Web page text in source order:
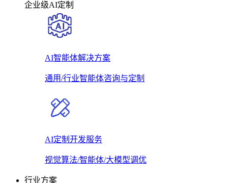
企业级AI定制
AI智能体解决方案
通用/行业智能体咨询与定制
AI定制开发服务
视觉算法/智能体/大模型调优
行业方案